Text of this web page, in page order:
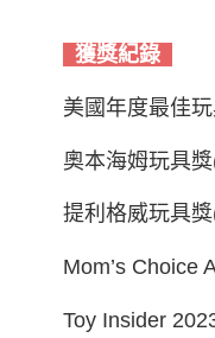
獲獎紀錄
美國年度最佳
奧本海姆玩具
提利格威玩具
Mom’s Choice
Toy Insider